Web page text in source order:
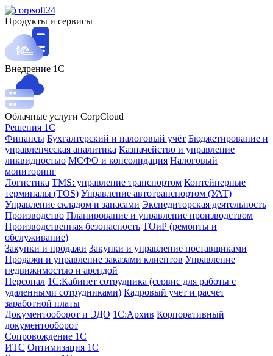
Продукты и сервисы
Внедрение 1С
Облачные услуги CorpCloud
Решения 1С
Финансы Бухгалтерский и налоговый учёт Бюджетирование и
управленческая аналитика Казначейство и управление
ликвидностью МСФО и консолидация Налоговый
мониторинг
Логистика TMS: управление транспортом Контейнерные
терминалы (TOS) Управление автотранспортом (УАТ)
Управление складом и запасами Экспедиторская деятельность
Производство Планирование и управление производством
Производственная безопасность ТОиР (ремонты и
обслуживание)
Закупки и продажи Закупки и управление поставщиками
Продажи и управление заказами клиентов Управление
недвижимостью и арендой
Персонал 1С:Кабинет сотрудника (сервис для работы с
удаленными сотрудниками) Кадровый учет и расчет
заработной платы
Документооборот и ЭДО 1С:Архив Корпоративный
документооборот
Сопровождение 1С
ИТС Оптимизация 1С